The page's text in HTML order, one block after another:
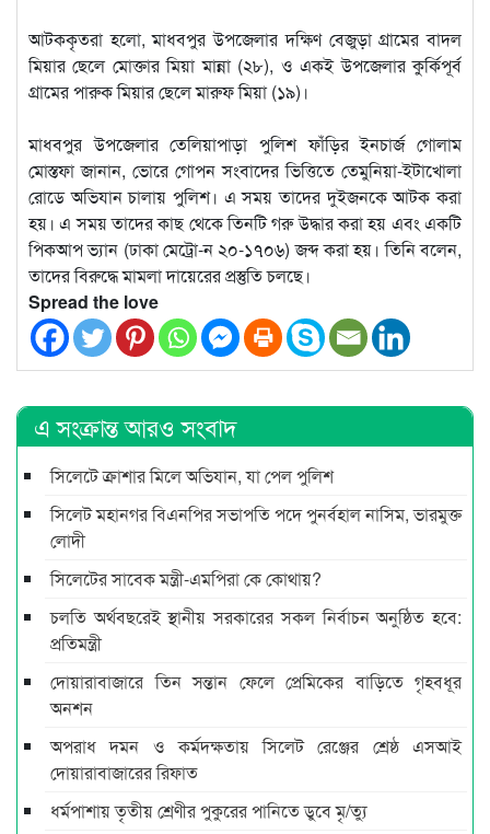
আটককৃতরা হলো, মাধবপুর উপজেলার দক্ষিণ বেজুড়া গ্রামের বাদল
মিয়ার ছেলে মোক্তার মিয়া মান্না (২৮), ও একই উপজেলার কুর্কিপূর্ব
গ্রামের পারুক মিয়ার ছেলে মারুফ মিয়া (১৯)।
মাধবপুর উপজেলার তেলিয়াপাড়া পুলিশ ফাঁড়ির ইনচার্জ গোলাম
মোস্তফা জানান, ভোরে গোপন সংবাদের ভিত্তিতে তেমুনিয়া-ইটাখোলা
রোডে অভিযান চালায় পুলিশ। এ সময় তাদের দুইজনকে আটক করা
হয়। এ সময় তাদের কাছ থেকে তিনটি গরু উদ্ধার করা হয় এবং একটি
পিকআপ ভ্যান (ঢাকা মেট্রো-ন ২০-১৭০৬) জব্দ করা হয়। তিনি বলেন,
তাদের বিরুদ্ধে মামলা দায়েরের প্রস্তুতি চলছে।
Spread the love
এ সংক্রান্ত আরও সংবাদ
সিলেটে ক্রাশার মিলে অভিযান, যা পেল পুলিশ
সিলেট মহানগর বিএনপির সভাপতি পদে পুনর্বহাল নাসিম, ভারমুক্ত
লোদী
সিলেটের সাবেক মন্ত্রী-এমপিরা কে কোথায়?
চলতি অর্থবছরেই স্থানীয় সরকারের সকল নির্বাচন অনুষ্ঠিত হবে:
প্রতিমন্ত্রী
দোয়ারাবাজারে তিন সন্তান ফেলে প্রেমিকের বাড়িতে গৃহবধূর
অনশন
অপরাধ দমন ও কর্মদক্ষতায় সিলেট রেঞ্জের শ্রেষ্ঠ এসআই
দোয়ারাবাজারের রিফাত
ধর্মপাশায় তৃতীয় শ্রেণীর পুকুরের পানিতে ডুবে মৃ/ত্যু